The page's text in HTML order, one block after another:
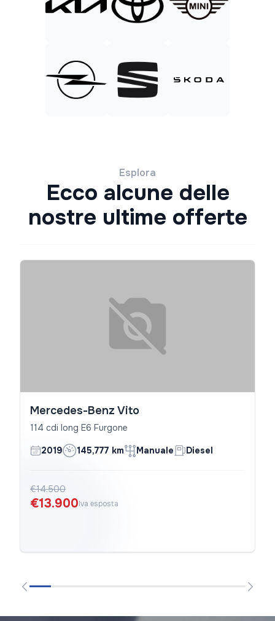
Esplora
Ecco alcune delle
nostre ultime offerte
Mercedes-Benz Vito
114 cdi long E6 Furgone
2019 145,777 km Manuale Diesel
€14.500
€13.900Iva esposta